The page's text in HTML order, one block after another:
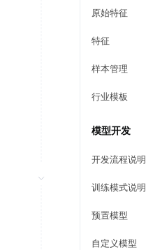
原始特征
特征
样本管理
行业模板
模型开发
开发流程说明
训练模式说明
预置模型
自定义模型